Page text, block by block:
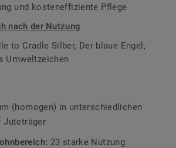
Blaue Engel und mit dem
zertifiziert.
Brandklasse ohne Flammschutzmittel
erfahren:
und kosteneffiziente Pflege
nach der Nutzung
to Cradle Silber, Der blaue Engel,
Umweltzeichen
(homogen) in unterschiedlichen
Juteträger
23 starke Nutzung